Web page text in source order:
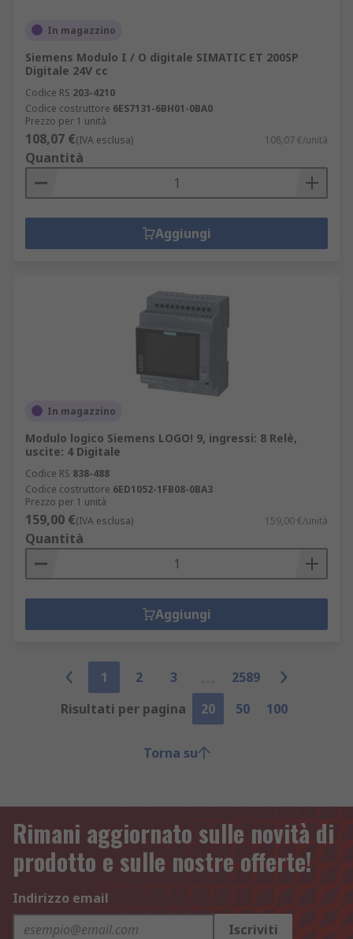
In magazzino
Siemens Modulo I / O digitale SIMATIC ET 200SP
Digitale 24V cc
Codice RS 203-4210
Codice costruttore 6ES7131-6BH01-0BA0
Prezzo per 1 unità
108,07 €(IVA esclusa) 108,07 €/unità
Quantità
Aggiungi
In magazzino
Modulo logico Siemens LOGO! 9, ingressi: 8 Relè,
uscite: 4 Digitale
Codice RS 838-488
Codice costruttore 6ED1052-1FB08-0BA3
Prezzo per 1 unità
159,00 €(IVA esclusa) 159,00 €/unità
Quantità
Aggiungi
1 2 3
2589
Risultati per pagina
20 50 100
Torna su
Rimani aggiornato sulle novità di
prodotto e sulle nostre offerte!
Indirizzo email
Iscriviti